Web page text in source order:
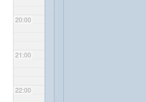
20:00
21:00
22:00